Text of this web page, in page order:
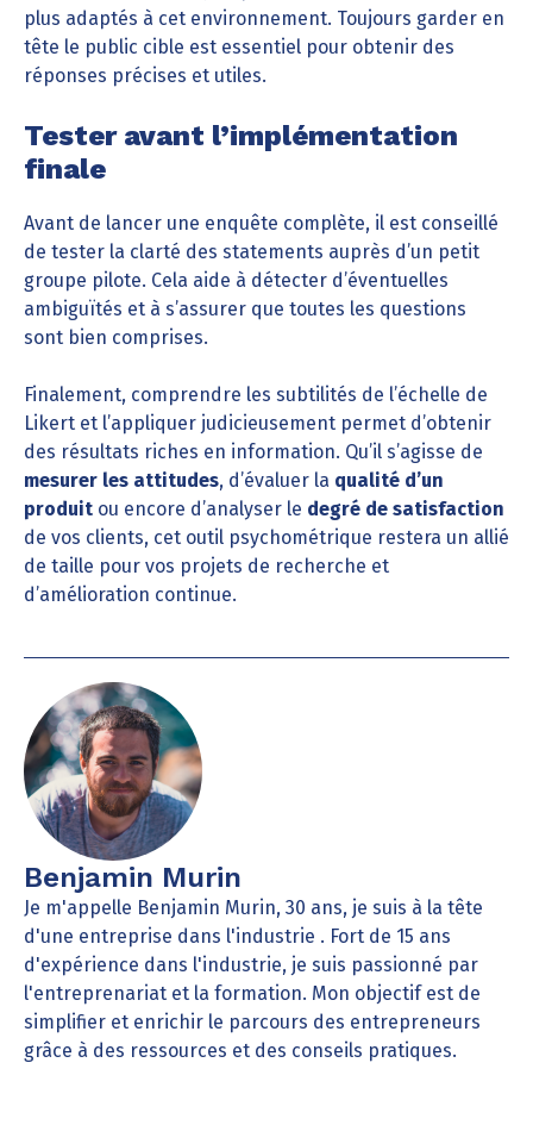
plus adaptés à cet environnement. Toujours garder en
tête le public cible est essentiel pour obtenir des
réponses précises et utiles.
Tester avant l’implémentation
finale
Avant de lancer une enquête complète, il est conseillé
de tester la clarté des statements auprès d’un petit
groupe pilote. Cela aide à détecter d’éventuelles
ambiguïtés et à s’assurer que toutes les questions
sont bien comprises.
Finalement, comprendre les subtilités de l’échelle de
Likert et l’appliquer judicieusement permet d’obtenir
des résultats riches en information. Qu’il s’agisse de
mesurer les attitudes, d’évaluer la qualité d’un
produit ou encore d’analyser le degré de satisfaction
de vos clients, cet outil psychométrique restera un allié
de taille pour vos projets de recherche et
d’amélioration continue.
Benjamin Murin
Je m'appelle Benjamin Murin, 30 ans, je suis à la tête
d'une entreprise dans l'industrie . Fort de 15 ans
d'expérience dans l'industrie, je suis passionné par
l'entreprenariat et la formation. Mon objectif est de
simplifier et enrichir le parcours des entrepreneurs
grâce à des ressources et des conseils pratiques.